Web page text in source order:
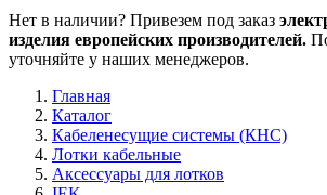
Нет в наличии? Привезем под заказ
изделия европейских производителей.
уточняйте у наших менеджеров.
Главная
Каталог
Кабеленесущие системы (КНС)
Лотки кабельные
Аксессуары для лотков